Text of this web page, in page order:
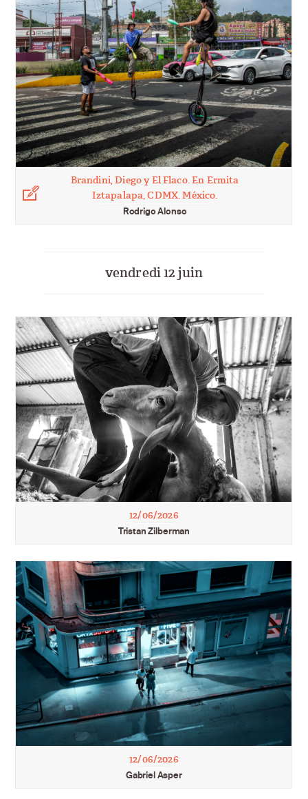
Brandini, Diego y El Flaco. En Ermita
Iztapalapa, CDMX. México.
Rodrigo Alonso
vendredi 12 juin
12/06/2026
Tristan Zilberman
12/06/2026
Gabriel Asper